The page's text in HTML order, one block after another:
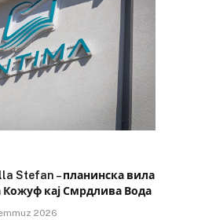
Stefan – планинска вила
Кожуф кај Смрдлива Вода
2026